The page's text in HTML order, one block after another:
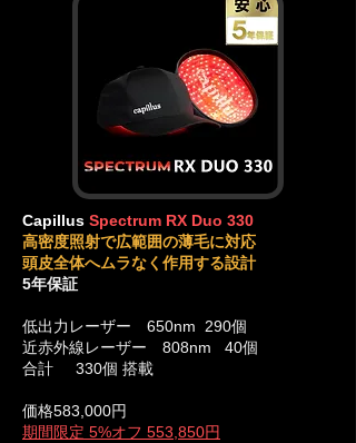
Capillus Spectrum RX Duo 330
高密度照射で広範囲の薄毛に対応
頭皮全体へムラなく作用する設計
5年保証
低出力レーザー 650nm 290個
近赤外線レーザー 808nm 40個
合計 330個 搭載
価格583,000円
​期間限定 5%オフ 553,850円